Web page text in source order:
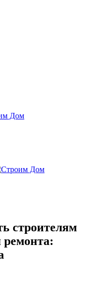
строителям
ремонта: